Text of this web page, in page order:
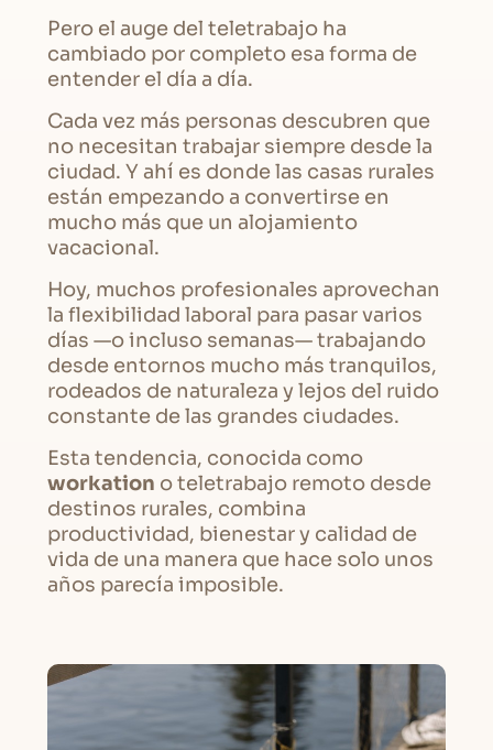
Pero el auge del teletrabajo ha
cambiado por completo esa forma de
entender el día a día.
Cada vez más personas descubren que
no necesitan trabajar siempre desde la
ciudad. Y ahí es donde las casas rurales
están empezando a convertirse en
mucho más que un alojamiento
vacacional.
Hoy, muchos profesionales aprovechan
la flexibilidad laboral para pasar varios
días —o incluso semanas— trabajando
desde entornos mucho más tranquilos,
rodeados de naturaleza y lejos del ruido
constante de las grandes ciudades.
Esta tendencia, conocida como
workation o teletrabajo remoto desde
destinos rurales, combina
productividad, bienestar y calidad de
vida de una manera que hace solo unos
años parecía imposible.